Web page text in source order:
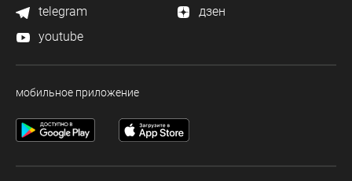
telegram
дзен
youtube
мобильное приложение